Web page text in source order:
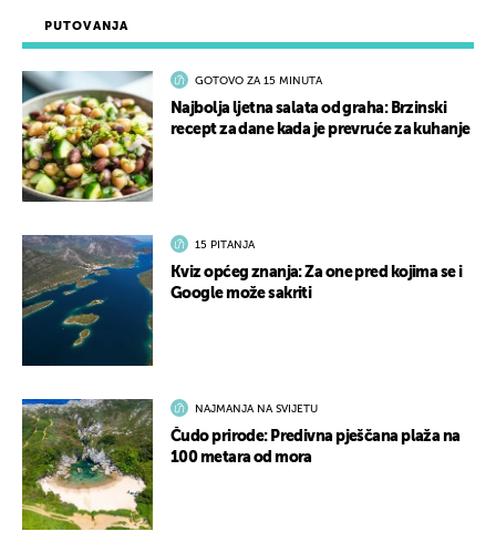
PUTOVANJA
GOTOVO ZA 15 MINUTA
Najbolja ljetna salata od graha: Brzinski
recept za dane kada je prevruće za kuhanje
15 PITANJA
Kviz općeg znanja: Za one pred kojima se i
Google može sakriti
NAJMANJA NA SVIJETU
Čudo prirode: Predivna pješčana plaža na
100 metara od mora